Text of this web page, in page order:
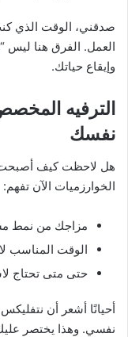
صدقني، الوقت الذي
العمل. الفرق هنا ليس
وإيقاع حياتك.
الترفيه
نفسك
هل لاحظت كيف
الخوارزميات الآن تفهم:
مزاجك من نمط
الوقت المناسب
حتى متى تحتاج
أحيانًا أشعر أن
نفسي. وهذا يختصر